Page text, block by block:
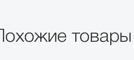
Похожие товары